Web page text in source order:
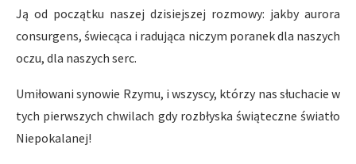
Ją od początku naszej dzisiejszej rozmowy: jakby aurora
consurgens, świecąca i radująca niczym poranek dla naszych
oczu, dla naszych serc.
Umiłowani synowie Rzymu, i wszyscy, którzy nas słuchacie w
tych pierwszych chwilach gdy rozbłyska świąteczne światło
Niepokalanej!